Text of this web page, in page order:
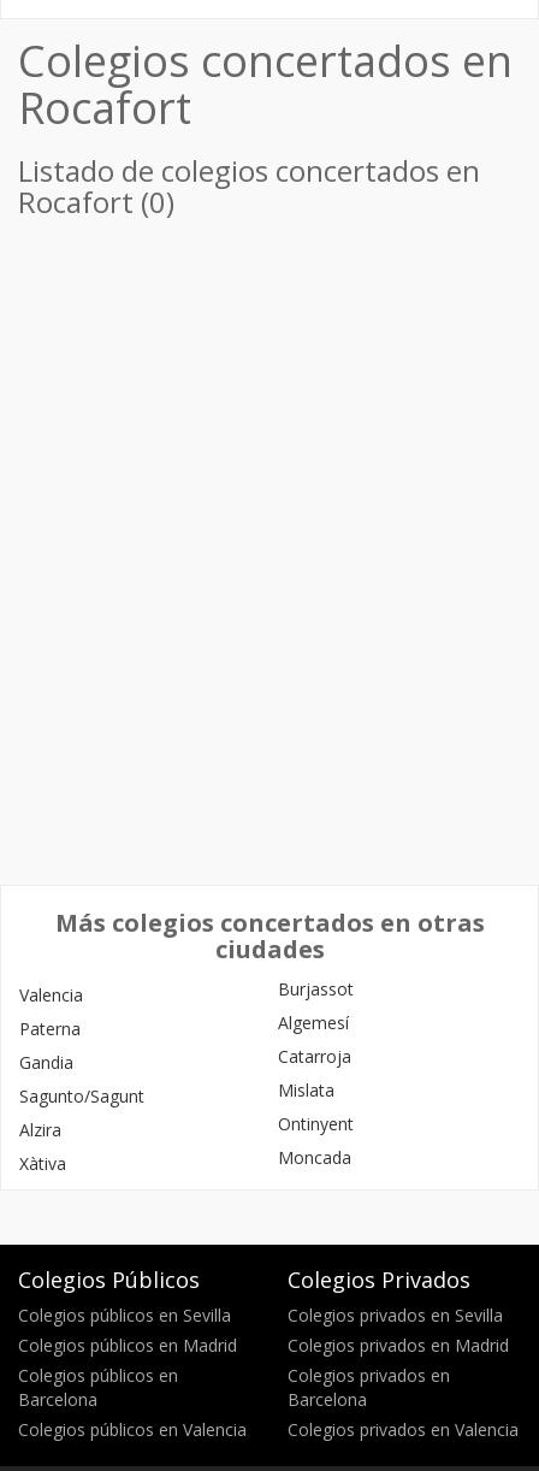
Colegios concertados en
Rocafort
Listado de colegios concertados en
Rocafort (0)
Más colegios concertados en otras
ciudades
Valencia
Paterna
Gandia
Sagunto/Sagunt
Alzira
Xàtiva
Burjassot
Algemesí
Catarroja
Mislata
Ontinyent
Moncada
Colegios Públicos
Colegios públicos en Sevilla
Colegios públicos en Madrid
Colegios públicos en
Barcelona
Colegios públicos en Valencia
Colegios Privados
Colegios privados en Sevilla
Colegios privados en Madrid
Colegios privados en
Barcelona
Colegios privados en Valencia